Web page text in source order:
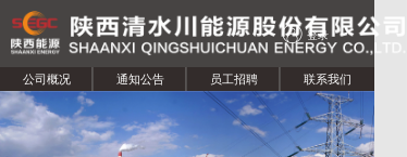
登录
公司概况 通知公告 员工招聘 联系我们